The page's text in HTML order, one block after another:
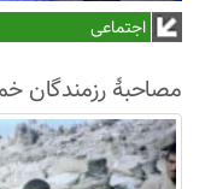
اجتماعی
سال63+فیلم